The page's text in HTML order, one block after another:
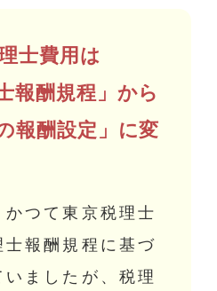
士費用は
報酬規程」から
報酬設定」に変
つて東京税理士
報酬規程に基づ
ましたが、税理